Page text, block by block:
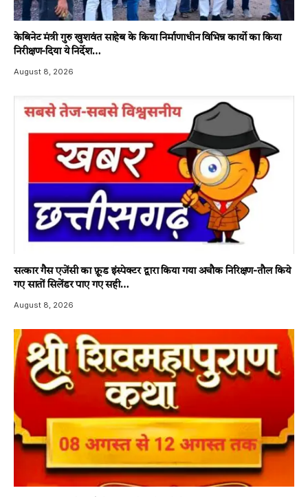
केबिनेट मंत्री गुरु खुशवंत साहेब के किया निर्माणाधीन विभिन्न कार्यो का किया
निरीक्षण-दिया ये निर्देश…
August 8, 2026
सत्कार गैस एजेंसी का फ़ूड इंस्पेक्टर द्वारा किया गया अचौक निरिक्षण-तौल किये
गए सातों सिलेंडर पाए गए सही…
August 8, 2026